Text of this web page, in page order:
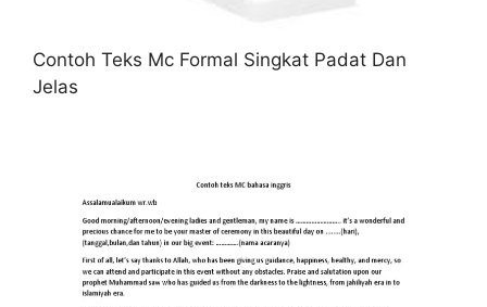
Contoh Teks Mc Formal Singkat Padat Dan
Jelas